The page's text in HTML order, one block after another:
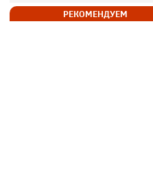
РЕКОМЕНДУЕМ